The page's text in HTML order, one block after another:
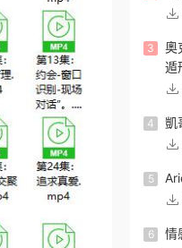
3
奧
遁
4 凱
5
6 情